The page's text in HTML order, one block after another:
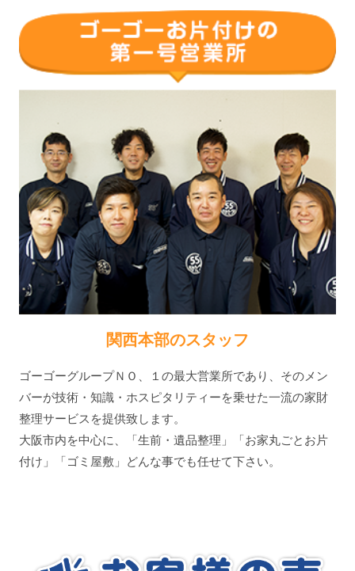
関西本部のスタッフ
ゴーゴーグループＮＯ、１の最大営業所であり、そのメン
バーが技術・知識・ホスピタリティーを乗せた一流の家財
整理サービスを提供致します。
大阪市内を中心に、「生前・遺品整理」「お家丸ごとお片
付け」「ゴミ屋敷」どんな事でも任せて下さい。